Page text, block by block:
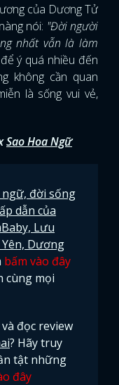
của Dương Tử
nói: "Đời người
nhất vẫn là làm
ý quá nhiều đến
không cần quan
là sống vui vẻ,
Sao Hoa Ngữ
đời sống
dẫn của
Lưu
Dương
bấm vào đây
cùng mọi
đọc review
? Hãy truy
tật những
đây